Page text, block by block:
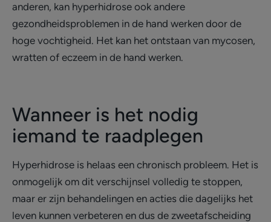
anderen, kan hyperhidrose ook andere
gezondheidsproblemen in de hand werken door de
hoge vochtigheid. Het kan het ontstaan van mycosen,
wratten of eczeem in de hand werken.
Wanneer is het nodig
iemand te raadplegen
Hyperhidrose is helaas een chronisch probleem. Het is
onmogelijk om dit verschijnsel volledig te stoppen,
maar er zijn behandelingen en acties die dagelijks het
leven kunnen verbeteren en dus de zweetafscheiding